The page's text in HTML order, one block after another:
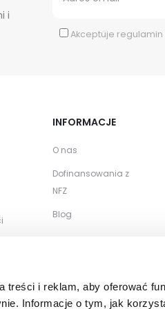
treści i reklam, aby oferować
Informacje o tym, jak
i
Akceptuje regulamin
INFORMACJE
O nas
Dofinansowania z
NFZ
Blog
hurtowe